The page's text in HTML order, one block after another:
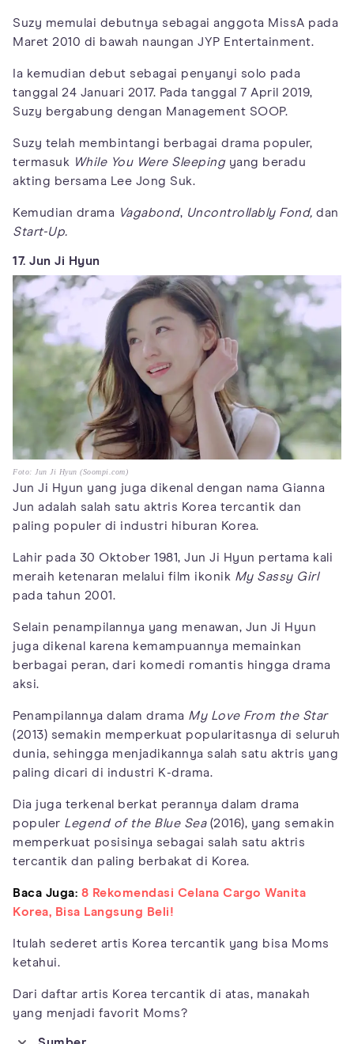
Suzy memulai debutnya sebagai anggota MissA pada
Maret 2010 di bawah naungan JYP Entertainment.
Ia kemudian debut sebagai penyanyi solo pada
tanggal 24 Januari 2017. Pada tanggal 7 April 2019,
Suzy bergabung dengan Management SOOP.
Suzy telah membintangi berbagai drama populer,
termasuk While You Were Sleepingyang beradu
akting bersama Lee Jong Suk.
Kemudian drama Vagabond, Uncontrollably Fond, dan
Start-Up.
17. Jun Ji Hyun
Foto: Jun Ji Hyun (Soompi.com)
Jun Ji Hyun yang juga dikenal dengan nama Gianna
Jun adalah salah satu aktris Korea tercantik dan
paling populer di industri hiburan Korea.
Lahir pada 30 Oktober 1981, Jun Ji Hyun pertama kali
meraih ketenaran melalui film ikonik My Sassy Girl
pada tahun 2001.
Selain penampilannya yang menawan, Jun Ji Hyun
juga dikenal karena kemampuannya memainkan
berbagai peran, dari komedi romantis hingga drama
aksi.
Penampilannya dalam drama My Love From the Star
(2013) semakin memperkuat popularitasnya di seluruh
dunia, sehingga menjadikannya salah satu aktris yang
paling dicari di industri K-drama.
Dia juga terkenal berkat perannya dalam drama
populer Legend of the Blue Sea(2016), yang semakin
memperkuat posisinya sebagai salah satu aktris
tercantik dan paling berbakat di Korea.
Baca Juga: 8 Rekomendasi Celana Cargo Wanita
Korea, Bisa Langsung Beli!
Itulah sederet artis Korea tercantik yang bisa Moms
ketahui.
Dari daftar artis Korea tercantik di atas, manakah
yang menjadi favorit Moms?